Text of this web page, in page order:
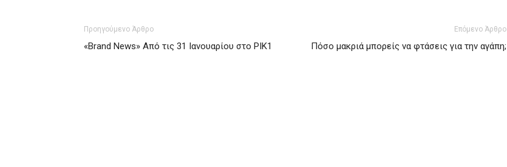
Προηγούμενο Άρθρο
«Brand News» Από τις 31 Ιανουαρίου στο ΡΙΚ1
Επόμενο Άρθρο
Πόσο μακριά μπορείς να φτάσεις για την αγάπη;